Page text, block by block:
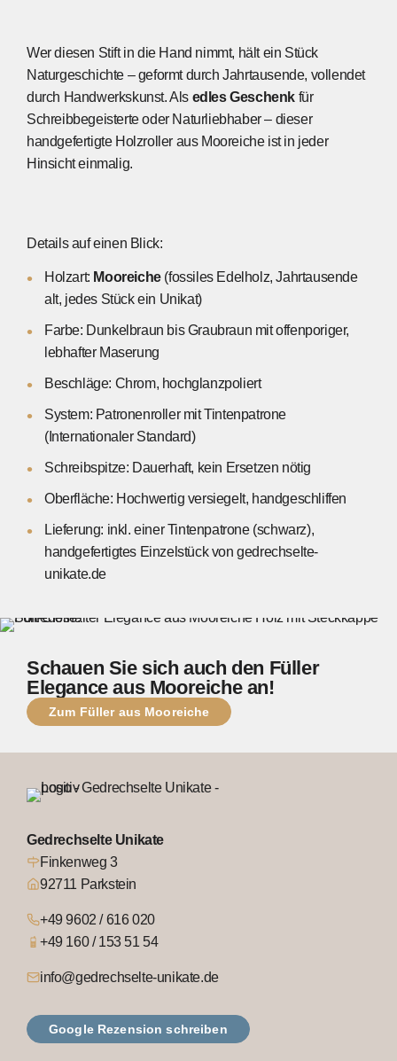
Wer diesen Stift in die Hand nimmt, hält ein Stück
Naturgeschichte – geformt durch Jahrtausende, vollendet
durch Handwerkskunst. Als edles Geschenk für
Schreibbegeisterte oder Naturliebhaber – dieser
handgefertigte Holzroller aus Mooreiche ist in jeder
Hinsicht einmalig.
Details auf einen Blick:
Holzart: Mooreiche(fossiles Edelholz, Jahrtausende
alt, jedes Stück ein Unikat)
Farbe: Dunkelbraun bis Graubraun mit offenporiger,
lebhafter Maserung
Beschläge: Chrom, hochglanzpoliert
System: Patronenroller mit Tintenpatrone
(Internationaler Standard)
Schreibspitze: Dauerhaft, kein Ersetzen nötig
Oberfläche: Hochwertig versiegelt, handgeschliffen
Lieferung: inkl. einer Tintenpatrone (schwarz),
handgefertigtes Einzelstück von gedrechselte-
unikate.de
Schauen Sie sich auch den Füller
Elegance aus Mooreiche an!
Zum Füller aus Mooreiche
Gedrechselte Unikate
Finkenweg 3
92711 Parkstein
+49 9602 / 616 020
+49 160 / 153 51 54
info@gedrechselte-unikate.de
Google Rezension schreiben